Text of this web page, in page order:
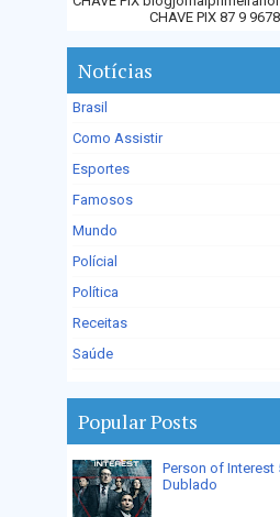
CHAVE PIX 87 9
Notícias
Brasil
Como Assistir
Esportes
Famosos
Mundo
Polícial
Política
Receitas
Saúde
Popular Posts
Person of Interest
Dublado